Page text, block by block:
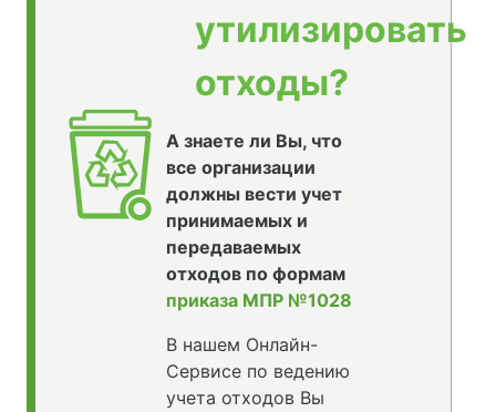
утилизировать
отходы?
А знаете ли Вы, что
все организации
должны вести учет
принимаемых и
передаваемых
отходов по формам
приказа МПР №1028
В нашем Онлайн-
Сервисе по ведению
учета отходов Вы